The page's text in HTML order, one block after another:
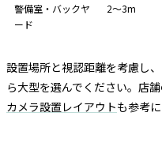
警備室・バックヤ
ード
2〜3m
設置場所と視認距離を考慮し
ら大型を選んでください。店
カメラ設置レイアウトも参考